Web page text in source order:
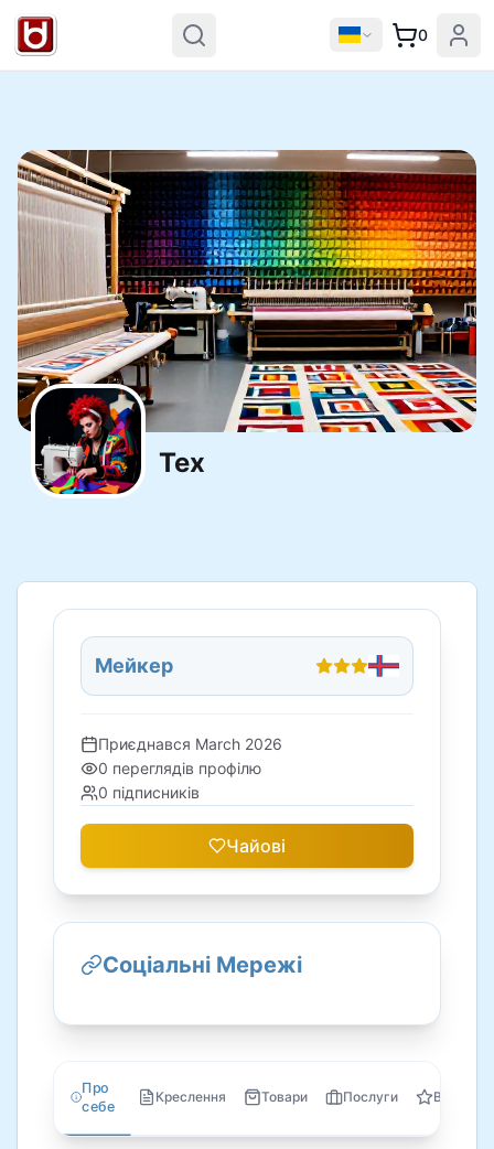
0
Tex
Мейкер
Приєднався March 2026
0 переглядів профілю
0 підписників
Чайові
Соціальні Мережі
Про
себе
Креслення Товари Послуги Відгуки